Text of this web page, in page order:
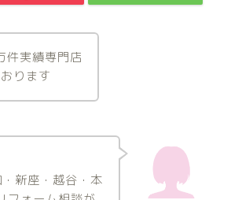
件実績専門店
ります
新座・越谷・本